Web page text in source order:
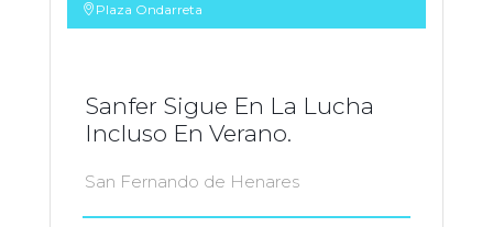
Plaza Ondarreta
Sanfer Sigue En La Lucha
Incluso En Verano.
San Fernando de Henares